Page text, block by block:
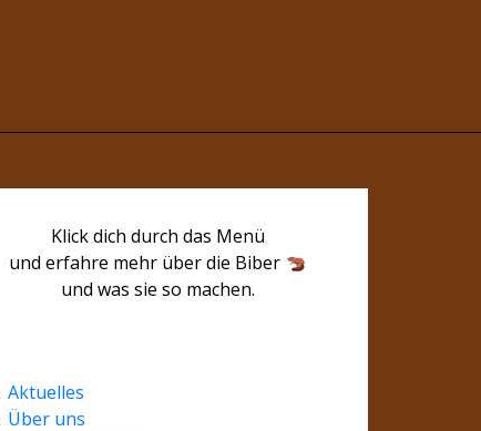
Klick dich durch das Menü
und erfahre mehr über die Biber
und was sie so machen.
Aktuelles
Über uns